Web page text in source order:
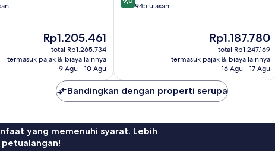
Harga
sekarang
Rp1.205.461
Rp1.205.461
total Rp1.265.734
termasuk pajak & biaya lainnya
9 Agu - 10 Agu
dari945 ulasan
Harga
sekarang
Rp1.187.780
Rp1.187.780
total Rp1.247.169
termasuk pajak & biaya lainnya
16 Agu - 17 Agu
Bandingkan dengan properti serupa
yang memenuhi syarat. Lebih